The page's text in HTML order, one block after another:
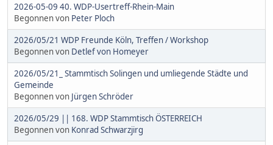
2026-05-09 40. WDP-Usertreff-Rhein-Main
Begonnen von Peter Ploch
2026/05/21 WDP Freunde Köln, Treffen / Workshop
Begonnen von Detlef von Homeyer
2026/05/21_ Stammtisch Solingen und umliegende Städte und
Gemeinde
Begonnen von Jürgen Schröder
2026/05/29 || 168. WDP Stammtisch ÖSTERREICH
Begonnen von Konrad Schwarzjirg